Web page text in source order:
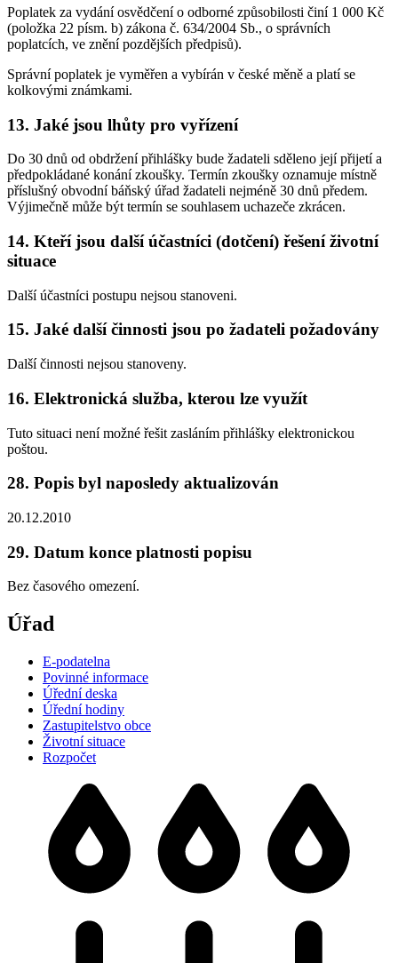
Poplatek za vydání osvědčení o odborné způsobilosti činí 1 000 Kč
(položka 22 písm. b) zákona č. 634/2004 Sb., o správních
poplatcích, ve znění pozdějších předpisů).
Správní poplatek je vyměřen a vybírán v české měně a platí se
kolkovými známkami.
13. Jaké jsou lhůty pro vyřízení
Do 30 dnů od obdržení přihlášky bude žadateli sděleno její přijetí a
předpokládané konání zkoušky. Termín zkoušky oznamuje místně
příslušný obvodní báňský úřad žadateli nejméně 30 dnů předem.
Výjimečně může být termín se souhlasem uchazeče zkrácen.
14. Kteří jsou další účastníci (dotčení) řešení životní
situace
Další účastníci postupu nejsou stanoveni.
15. Jaké další činnosti jsou po žadateli požadovány
Další činnosti nejsou stanoveny.
16. Elektronická služba, kterou lze využít
Tuto situaci není možné řešit zasláním přihlášky elektronickou
poštou.
28. Popis byl naposledy aktualizován
20.12.2010
29. Datum konce platnosti popisu
Bez časového omezení.
Úřad
E-podatelna
Povinné informace
Úřední deska
Úřední hodiny
Zastupitelstvo obce
Životní situace
Rozpočet